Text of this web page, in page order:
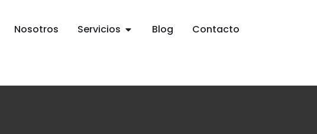
Nosotros Servicios Blog Contacto